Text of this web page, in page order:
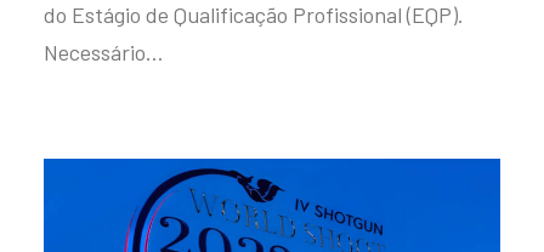
do Estágio de Qualificação Profissional (EQP).
Necessário…